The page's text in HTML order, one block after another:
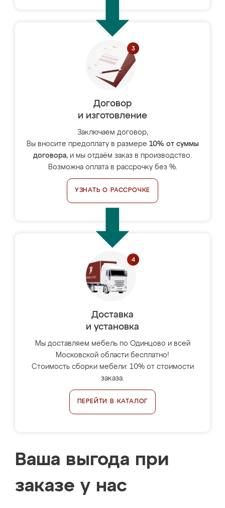
Договор
и изготовление
Заключаем договор,
Вы вносите предоплату в размере 10% от суммы
договора, и мы отдаём заказ в производство.
Возможна оплата в рассрочку без %.
УЗНАТЬ О РАССРОЧКЕ
Доставка
и установка
Мы доставляем мебель по Одинцово и всей
Московской области бесплатно!
Стоимость сборки мебели: 10% от стоимости
заказа.
ПЕРЕЙТИ В КАТАЛОГ
Ваша выгода при
заказе у нас